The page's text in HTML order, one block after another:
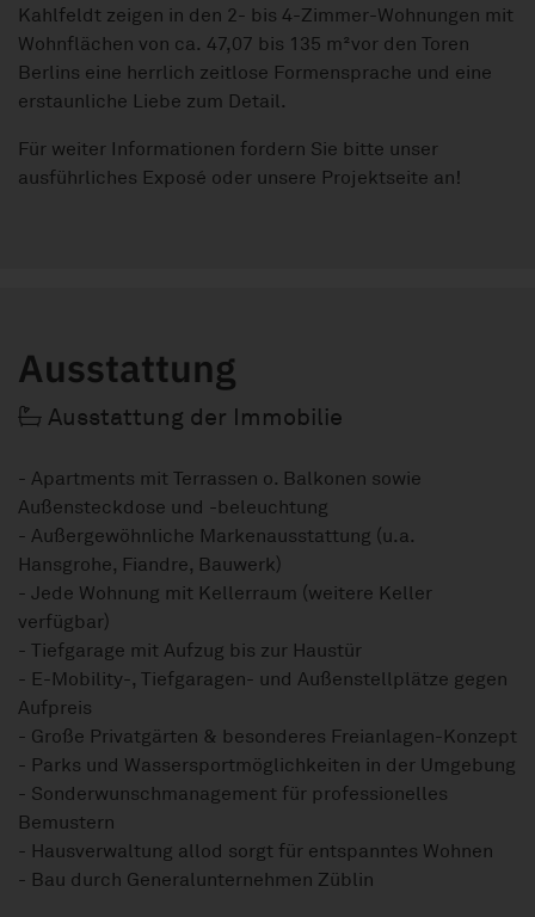
Kahlfeldt zeigen in den 2- bis 4-Zimmer-Wohnungen mit
Wohnflächen von ca. 47,07 bis 135 m²vor den Toren
Berlins eine herrlich zeitlose Formensprache und eine
erstaunliche Liebe zum Detail.
Für weiter Informationen fordern Sie bitte unser
ausführliches Exposé oder unsere Projektseite an!
Ausstattung
Ausstattung der Immobilie
- Apartments mit Terrassen o. Balkonen sowie
Außensteckdose und -beleuchtung
- Außergewöhnliche Markenausstattung (u.a.
Hansgrohe, Fiandre, Bauwerk)
- Jede Wohnung mit Kellerraum (weitere Keller
verfügbar)
- Tiefgarage mit Aufzug bis zur Haustür
- E-Mobility-, Tiefgaragen- und Außenstellplätze gegen
Aufpreis
- Große Privatgärten & besonderes Freianlagen-Konzept
- Parks und Wassersportmöglichkeiten in der Umgebung
- Sonderwunschmanagement für professionelles
Bemustern
- Hausverwaltung allod sorgt für entspanntes Wohnen
- Bau durch Generalunternehmen Züblin